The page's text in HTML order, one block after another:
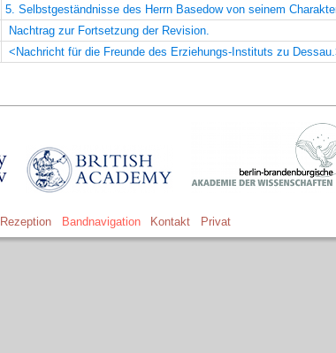
5. Selbstgeständnisse des Herrn Basedow von seinem
Nachtrag zur Fortsetzung der Revision.
<Nachricht für die Freunde des Erziehungs-Instituts zu
Rezeption Bandnavigation Kontakt Privat